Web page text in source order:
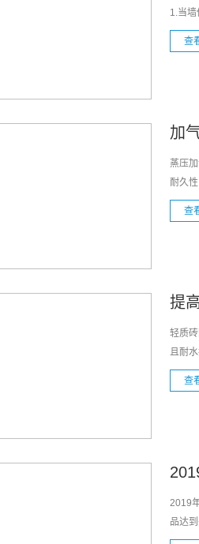
1.当
查
加
蒸压
耐久
查
提
轻质
且耐
查
2019
品达